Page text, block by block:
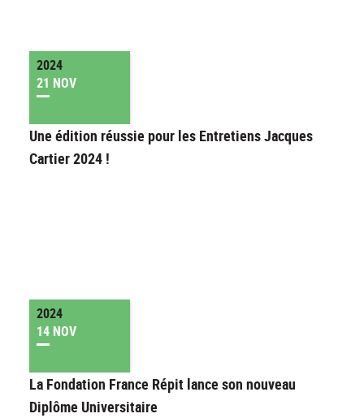
2024
21 NOV
Une édition réussie pour les Entretiens Jacques
Cartier 2024 !
2024
14 NOV
La Fondation France Répit lance son nouveau
Diplôme Universitaire